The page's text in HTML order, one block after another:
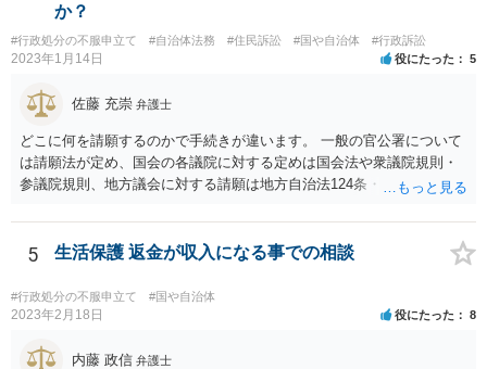
か？
#行政処分の不服申立て #自治体法務 #住民訴訟 #国や自治体 #行政訴訟
2023年1月14日 役にたった 5
佐藤 充崇 弁護士
どこに何を請願するのかで手続きが違います。 一般の官公署について
は請願法が定め、国会の各議院に対する定めは国会法や衆議院規則・
参議院規則、地方議会に対する請願は地方自治法124条・125条が定め
スムースかと思います。
5 生活保護 返金が収入になる事での相談
#行政処分の不服申立て #国や自治体
2023年2月18日 役にたった 8
内藤 政信 弁護士